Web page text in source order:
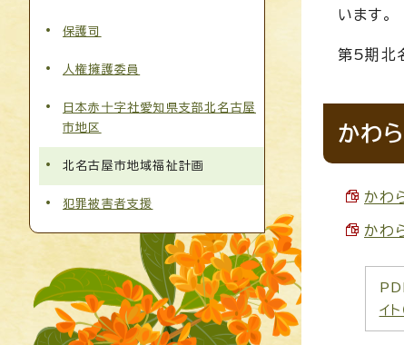
います。
第5期北
かわ
かわ
かわ
イ
保護司
人権擁護委員
日本赤十字社愛知県支部北名古屋
市地区
北名古屋市地域福祉計画
犯罪被害者支援